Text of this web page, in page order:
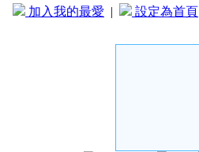
加入我的最愛 | 設定為首頁